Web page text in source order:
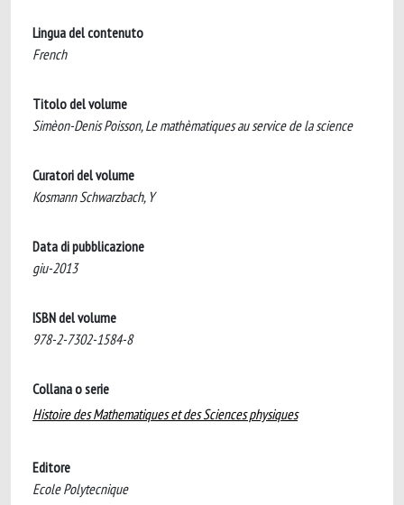
Lingua del contenuto
French
Titolo del volume
Simèon-Denis Poisson, Le mathèmatiques au service de la science
Curatori del volume
Kosmann Schwarzbach, Y
Data di pubblicazione
giu-2013
ISBN del volume
978-2-7302-1584-8
Collana o serie
Histoire des Mathematiques et des Sciences physiques
Editore
Ecole Polytecnique